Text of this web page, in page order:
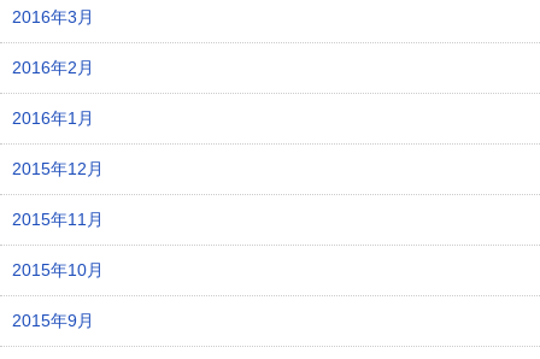
2016年3月
2016年2月
2016年1月
2015年12月
2015年11月
2015年10月
2015年9月